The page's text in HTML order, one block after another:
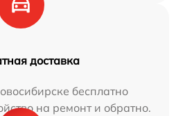
доставка
бесплатно
на ремонт и обратно.